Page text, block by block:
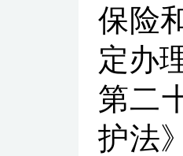
保险
定办
第二
护法